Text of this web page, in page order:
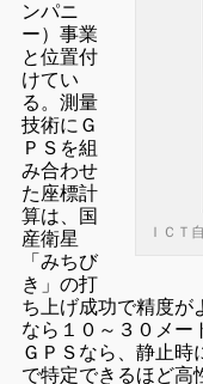
ＩＣＴ
ンパニ
ー）事業
と位置付
けてい
る。測量
技術にＧ
ＰＳを組
み合わせ
た座標計
算は、国
産衛星
「みちび
き」の打
ち上げ成功で精度が
なら１０～３０メー
ＧＰＳなら、静止時
で特定できるほど高